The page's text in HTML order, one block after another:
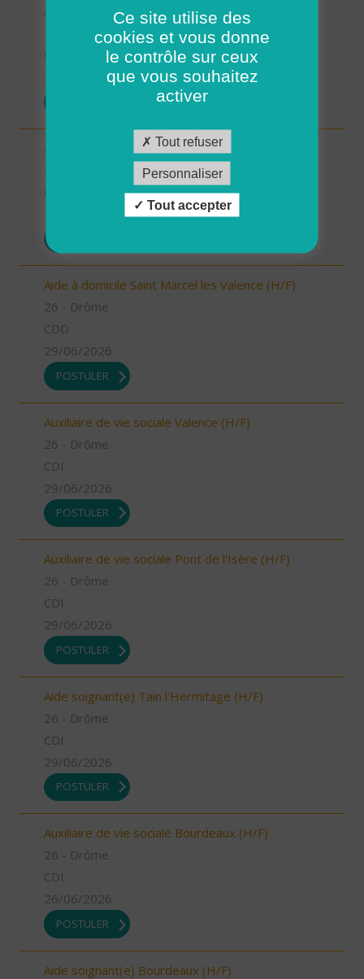
Aides à domicile (H/F)
56 - Morbihan
30/06/2026
Aide à domicile Pont de l'Isère (H/F)
Aide à domicile Saint Marcel les Valence (H/F)
26 - Drôme
CDD
29/06/2026
POSTULER
Auxiliaire de vie sociale Valence (H/F)
26 - Drôme
CDI
29/06/2026
POSTULER
Auxiliaire de vie sociale Pont de l'Isère (H/F)
26 - Drôme
CDI
29/06/2026
POSTULER
Aide soignant(e) Tain l'Hermitage (H/F)
26 - Drôme
CDI
29/06/2026
POSTULER
Auxiliaire de vie sociale Bourdeaux (H/F)
26 - Drôme
CDI
26/06/2026
POSTULER
Aide soignant(e) Bourdeaux (H/F)
Ce site utilise des
cookies et vous donne
le contrôle sur ceux
que vous souhaitez
activer
Tout refuser
Personnaliser
Tout accepter